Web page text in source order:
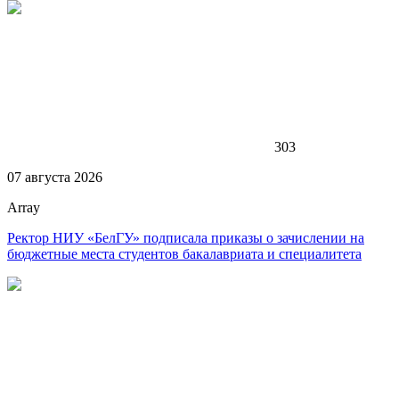
303
07 августа 2026
Array
Ректор НИУ «БелГУ» подписала приказы о зачислении на
бюджетные места студентов бакалавриата и специалитета